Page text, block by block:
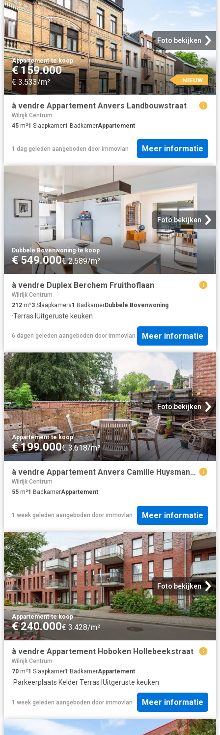
Foto bekijken
Appartement·te koop
€ 159.000
€ 3.533/m² NIEUW
à vendre Appartement Anvers Landbouwstraat
Wilrijk Centrum
45 m²1 Slaapkamer1 BadkamerAppartement
1 dag geleden aangeboden door immovlan Meer informatie
Foto bekijken
Dubbele Bovenwoning·te koop
€ 549.000€ 2.589/m²
à vendre Duplex Berchem Fruithoflaan
Wilrijk Centrum
212 m²3 Slaapkamers1 BadkamerDubbele Bovenwoning
·Terras·IUitgeruste keuken
6 dagen geleden aangeboden door immovlan Meer informatie
Foto bekijken
Appartement·te koop
€ 199.000€ 3.618/m²
à vendre Appartement Anvers Camille Huysmanslaan
Wilrijk Centrum
55 m²1 BadkamerAppartement
1 week geleden aangeboden door immovlan Meer informatie
Foto bekijken
Appartement·te koop
€ 240.000€ 3.428/m²
à vendre Appartement Hoboken Hollebeekstraat
Wilrijk Centrum
70 m²1 Slaapkamer1 BadkamerAppartement
·Parkeerplaats·Kelder·Terras· IUitgeruste keuken
1 week geleden aangeboden door immovlan Meer informatie